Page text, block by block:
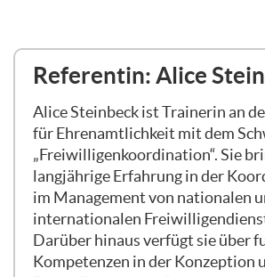
Referentin: Alice
Alice Steinbeck ist Trainerin an
für Ehrenamtlichkeit mit dem
„Freiwilligenkoordination“. Sie
langjährige Erfahrung in der
im Management von nationalen
internationalen
Darüber hinaus verfügt sie über
Kompetenzen in der Konzeption